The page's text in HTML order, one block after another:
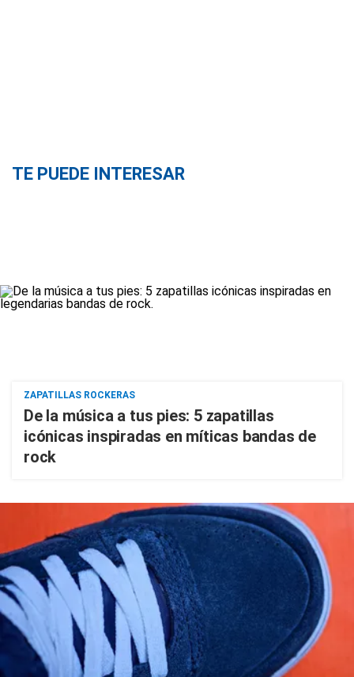
TE PUEDE INTERESAR
ZAPATILLAS ROCKERAS
De la música a tus pies: 5 zapatillas
icónicas inspiradas en míticas bandas de
rock